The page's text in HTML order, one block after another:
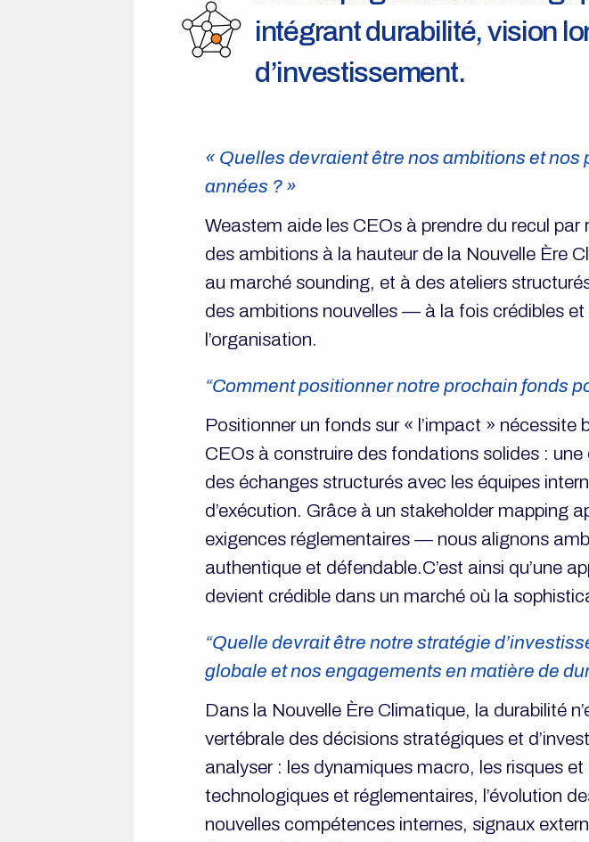
intégrant durabilité, vision
d’investissement.
« Quelles devraient être nos ambitions et
années ? »
Weastem aide les CEOs à prendre du recul
des ambitions à la hauteur de la Nouvelle Ère
au marché sounding, et à des ateliers
des ambitions nouvelles — à la fois crédibles
l’organisation.
“Comment positionner notre prochain fonds
Positionner un fonds sur « l’impact » nécessite
CEOs à construire des fondations solides :
des échanges structurés avec les équipes
d’exécution. Grâce à un stakeholder mapping
exigences réglementaires — nous alignons
authentique et défendable.C’est ainsi qu’une
devient crédible dans un marché où la
“Quelle devrait être notre stratégie
globale et nos engagements en matière de
Dans la Nouvelle Ère Climatique, la durabilité
vertébrale des décisions stratégiques et
analyser : les dynamiques macro, les risques
technologiques et réglementaires, l’évolution
nouvelles compétences internes, signaux